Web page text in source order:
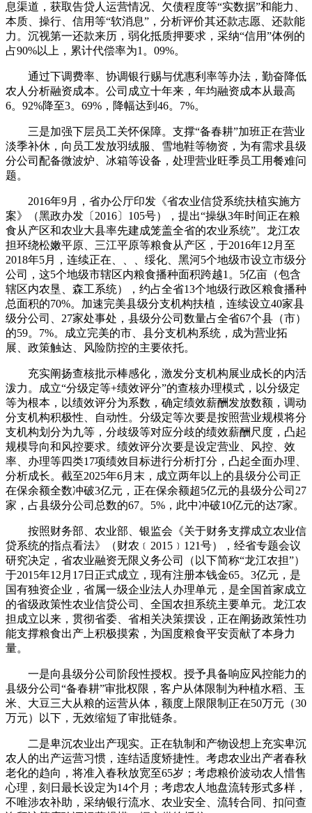
息渠道，获取告贷人运营情况、欠债程度等“实数据”和能力、
本质、操行、信用等“软消息”，分析评价其还款志愿、还款能
力。沉视第一还款来历，弱化抵质押要求，采纳“信用”体例的
占90%以上，累计代偿率为1。09%。
通过下调费率、协调银行赐与优惠利率等办法，勤奋降低
农人分析融资成本。公司成立十年来，年均融资成本从最高
6。92%降至3。69%，降幅达到46。7%。
三是加强下层员工关怀保障。支撑“备春耕”加班正在营业
淡季补休，向员工发放羽绒服、雪地鞋等物资，为有需求县级
分公司配备微波炉、冰箱等设备，处理营业旺季员工用餐难问
题。
2016年9月，省办公厅印发《省农业信贷系统扶植实施方
案》（黑政办发〔2016〕105号），提出“操纵3年时间正在粮
食从产区和农业大县率先建成笼盖全省的农业系统”。龙江农
担环绕松嫩平原、三江平原等粮食从产区，于2016年12月至
2018年5月，连续正在、、、绥化、黑河5个地级市设立市级分
公司，这5个地级市辖区内粮食播种面积跨越1。5亿亩（包含
辖区内农垦、森工系统），约占全省13个地级行政区粮食播种
总面积的70%。加速完美县级分支机构扶植，连续设立40家县
级分公司、27家处事处，县级分公司数量占全省67个县（市）
的59。7%。成立完美的市、县分支机构系统，成为营业拓
展、政策触达、风险防控的主要依托。
充实阐扬查核批示棒感化，激发分支机构展业成长的内活
泼力。成立“分级定等+绩效评分”的查核办理模式，以分级定
等为根本，以绩效评分为系数，确定绩效薪酬发放数额，调动
分支机构积极性、自动性。分级定等次要是按照营业规模将分
支机构划分为九等，分歧级等对应分歧的绩效薪酬尺度，凸起
规模导向和风控要求。绩效评分次要是设定营业、风控、效
率、办理等四类17项绩效目标进行分析打分，凸起全面办理、
分析成长。截至2025年6月末，成立两年以上的县级分公司正
在保余额全数冲破3亿元，正在保余额超5亿元的县级分公司27
家，占县级分公司总数的67。5%，此中冲破10亿元的达7家。
按照财务部、农业部、银监会《关于财务支撑成立农业信
贷系统的指点看法》（财农﹝2015﹞121号），经省专题会议
研究决定，省农业融资无限义务公司（以下简称“龙江农担”）
于2015年12月17日正式成立，现有注册本钱金65。3亿元，是
国有独资企业，省属一级企业法人办理单元，是全国首家成立
的省级政策性农业信贷公司、全国农担系统主要单元。龙江农
担成立以来，贯彻省委、省相关决策摆设，正在阐扬政策性功
能支撑粮食出产上积极摸索，为国度粮食平安贡献了本身力
量。
一是向县级分公司阶段性授权。授予具备响应风控能力的
县级分公司“备春耕”审批权限，客户从体限制为种植水稻、玉
米、大豆三大从粮的运营从体，额度上限限制正在50万元（30
万元）以下，无效缩短了审批链条。
二是卑沉农业出产现实。正在轨制和产物设想上充实卑沉
农人的出产运营习惯，连结适度矫捷性。考虑农业出产者春秋
老化的趋向，将准入春秋放宽至65岁；考虑粮价波动农人惜售
心理，刻日最长设定为14个月；考虑农人地盘流转形式多样，
不唯涉农补助，采纳银行流水、农业安全、流转合同、扣问查